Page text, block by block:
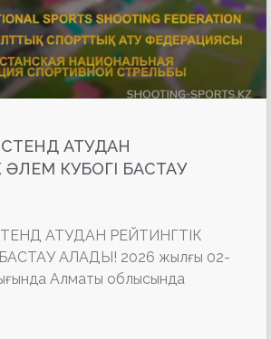
СТЕНД АТУДАН
ӘЛЕМ КУБОГІ БАСТАУ
АТУДАН РЕЙТИНГТІК
АЛАДЫ! 2026 жылғы 02-
Алматы облысында